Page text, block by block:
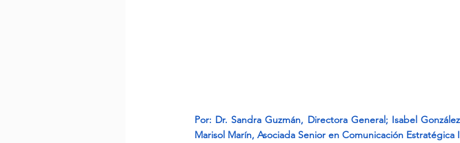
Por: Dr. Sandra Guzmán, Directora General; Isabel
Marisol Marín, Asociada Senior en Comunicación Estratégica